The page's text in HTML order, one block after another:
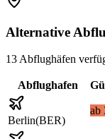
Alternative
13 Abflughäfen
Abflughafen
Berlin(BER)
ab